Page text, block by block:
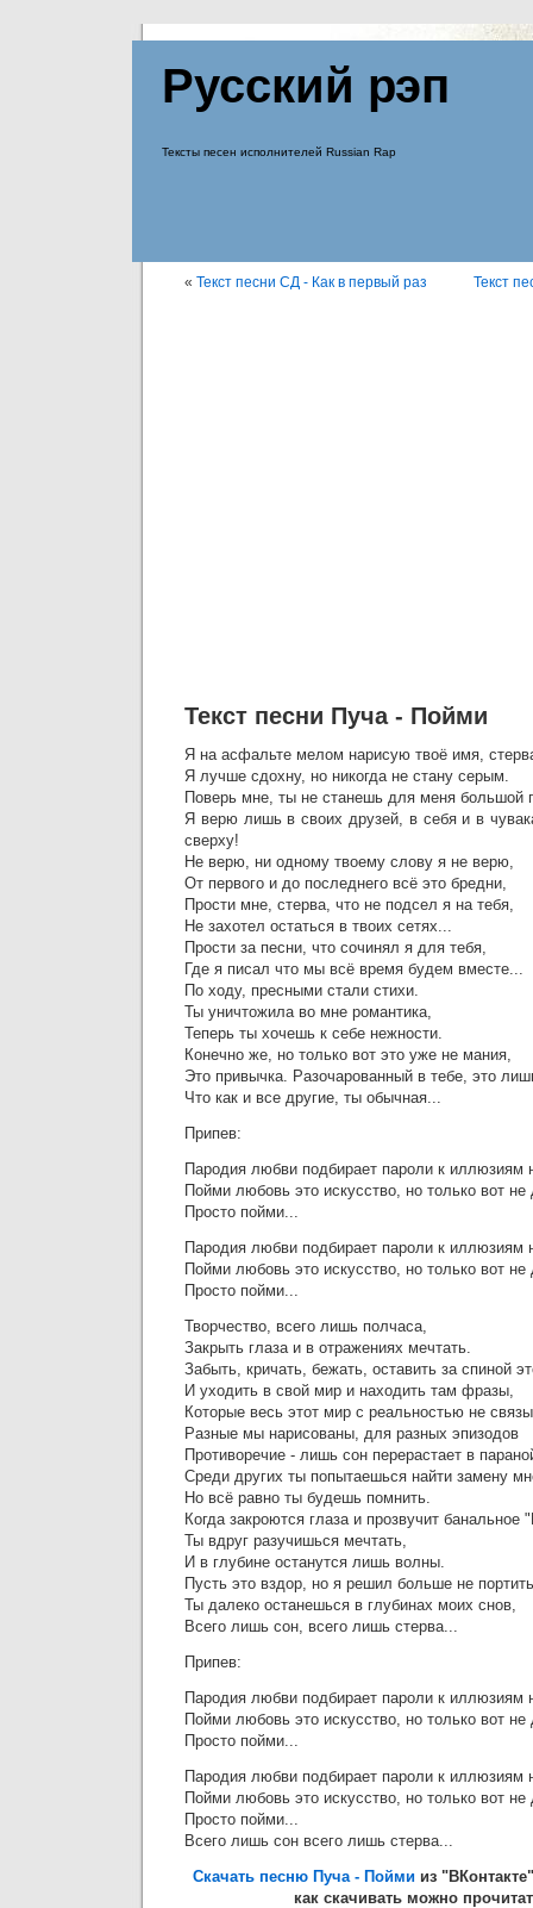
Русский рэп
Тексты песен исполнителей Russian Rap
« Текст песни СД - Как в первый раз Текст
Текст песни Пуча - Пойми
Я на асфальте мелом нарисую твоё имя,
Я лучше сдохну, но никогда не стану серым.
Поверь мне, ты не станешь для меня большой
Я верю лишь в своих друзей, в себя и в
сверху!
Не верю, ни одному твоему слову я не верю,
От первого и до последнего всё это бредни,
Прости мне, стерва, что не подсел я на тебя,
Не захотел остаться в твоих сетях...
Прости за песни, что сочинял я для тебя,
Где я писал что мы всё время будем вместе...
По ходу, пресными стали стихи.
Ты уничтожила во мне романтика,
Теперь ты хочешь к себе нежности.
Конечно же, но только вот это уже не мания,
Это привычка. Разочарованный в тебе, это
Что как и все другие, ты обычная...
Припев:
Пародия любви подбирает пароли к иллюзиям
Пойми любовь это искусство, но только вот не
Просто пойми...
Пародия любви подбирает пароли к иллюзиям
Пойми любовь это искусство, но только вот не
Просто пойми...
Творчество, всего лишь полчаса,
Закрыть глаза и в отражениях мечтать.
Забыть, кричать, бежать, оставить за спиной
И уходить в свой мир и находить там фразы,
Которые весь этот мир с реальностью не
Разные мы нарисованы, для разных эпизодов
Противоречие - лишь сон перерастает в
Среди других ты попытаешься найти замену
Но всё равно ты будешь помнить.
Когда закроются глаза и прозвучит банальное
Ты вдруг разучишься мечтать,
И в глубине останутся лишь волны.
Пусть это вздор, но я решил больше не
Ты далеко останешься в глубинах моих снов,
Всего лишь сон, всего лишь стерва...
Припев:
Пародия любви подбирает пароли к иллюзиям
Пойми любовь это искусство, но только вот не
Просто пойми...
Пародия любви подбирает пароли к иллюзиям
Пойми любовь это искусство, но только вот не
Просто пойми...
Всего лишь сон всего лишь стерва...
Скачать песню Пуча - Поймииз
как скачивать можно